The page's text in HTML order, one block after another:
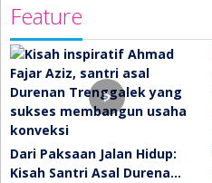
Feature
Dari Paksaan Jalan Hidup:
Kisah Santri Asal Durena…